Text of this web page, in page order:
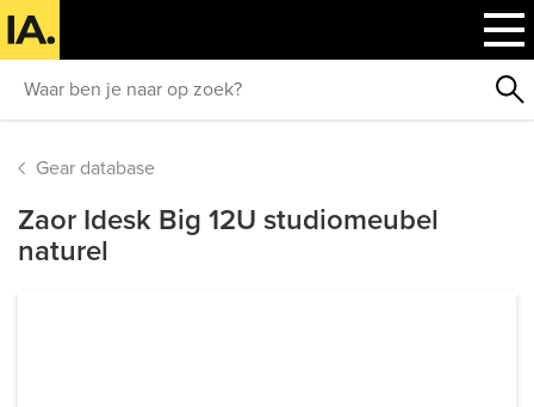
Gear database
Zaor Idesk Big 12U studiomeubel
naturel